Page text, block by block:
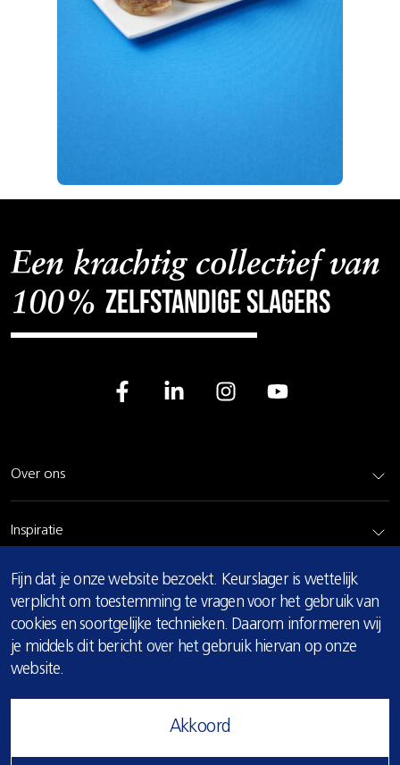
COOKIE
MELDING
Fijn dat je onze website bezoekt. Keurslager is wettelijk
verplicht om toestemming te vragen voor het gebruik van
cookies en soortgelijke technieken. Daarom informeren wij
je middels dit bericht over het gebruik hiervan op onze
website.
Akkoord
Een krachtig collectief van
100% zelfstandige slagers
Over ons
Inspiratie
Rundvlees
Bereidingsadvies
Privacy & cookie verklaring